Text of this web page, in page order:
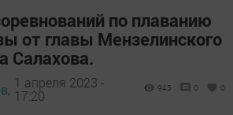
по плаванию
от главы Мензелинского
Салахова.
1 апреля 2023 -
17:20
945 0 0